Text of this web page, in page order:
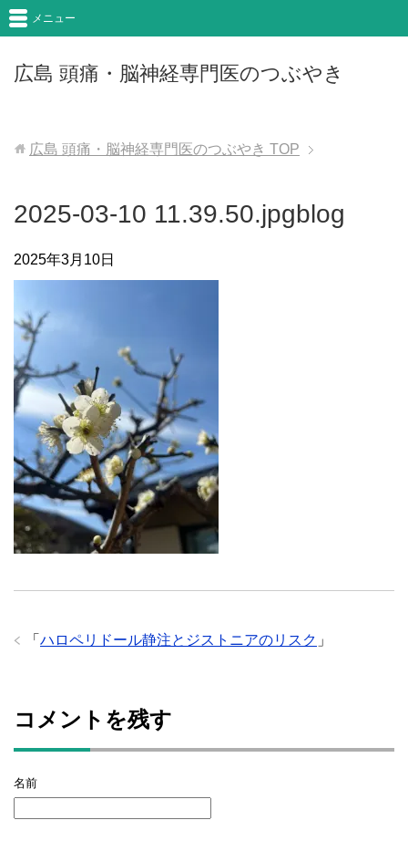
広島 頭痛・脳神経専門医のつぶやき
メニュー
広島 頭痛・脳神経専門医のつぶやき TOP
2025-03-10 11.39.50.jpgblog
2025年3月10日
「 ハロペリドール静注とジストニアのリスク 」
コメントを残す
名前